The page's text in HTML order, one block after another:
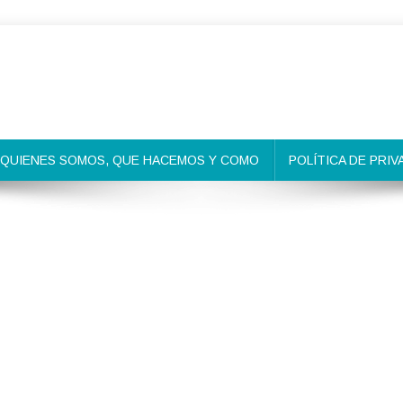
QUIENES SOMOS, QUE HACEMOS Y COMO POLÍTICA DE